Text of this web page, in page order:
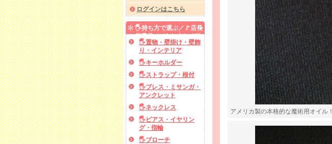
ログインはこちら
🖐️持ち方で選ぶ／🚩店長
厳選品／✅あと少しで送
料無料
🖐️置物・壁掛け・壁飾
り・インテリア
🖐️キーホルダー
🖐️ストラップ・根付
🖐️ブレス・ミサンガ・
アンクレット
🖐️ネックレス
🖐️ピアス・イヤリン
グ・指輪
🖐️ブローチ
アメリカ製の本格的な魔術用オイル！